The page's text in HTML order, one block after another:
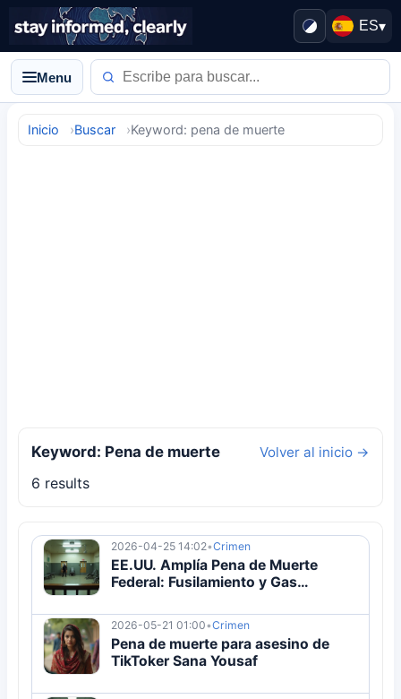
ES▾
Menu
Inicio Buscar Keyword: pena de muerte
Keyword: Pena de muerte Volver al inicio →
6 results
2026-04-25 14:02•Crimen
EE.UU. Amplía Pena de Muerte
Federal: Fusilamiento y Gas
2026-05-21 01:00•Crimen
Pena de muerte para asesino de
TikToker Sana Yousaf